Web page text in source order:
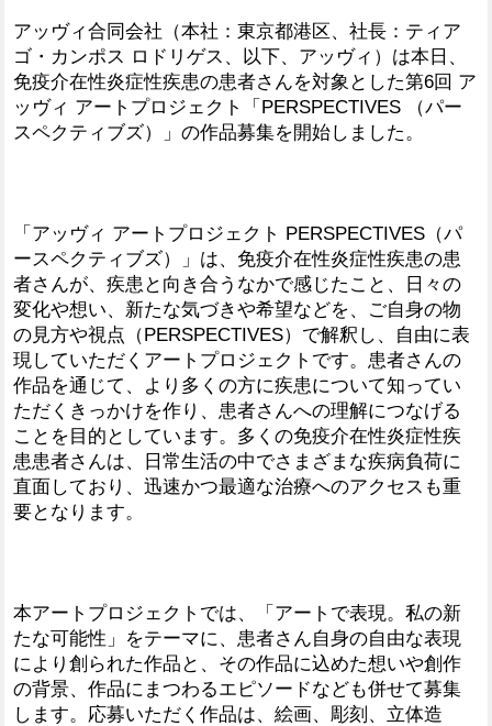
アッヴィ合同会社（本社：東京都港区、社長：ティア
ゴ・カンポス ロドリゲス、以下、アッヴィ）は本日、
免疫介在性炎症性疾患の患者さんを対象とした第6回 ア
ッヴィ アートプロジェクト「PERSPECTIVES （パー
スペクティブズ）」の作品募集を開始しました。
「アッヴィ アートプロジェクト PERSPECTIVES（パ
ースペクティブズ）」は、免疫介在性炎症性疾患の患
者さんが、疾患と向き合うなかで感じたこと、日々の
変化や想い、新たな気づきや希望などを、ご自身の物
の見方や視点（PERSPECTIVES）で解釈し、自由に表
現していただくアートプロジェクトです。患者さんの
作品を通じて、より多くの方に疾患について知ってい
ただくきっかけを作り、患者さんへの理解につなげる
ことを目的としています。多くの免疫介在性炎症性疾
患患者さんは、日常生活の中でさまざまな疾病負荷に
直面しており、迅速かつ最適な治療へのアクセスも重
要となります。
本アートプロジェクトでは、「アートで表現。私の新
たな可能性」をテーマに、患者さん自身の自由な表現
により創られた作品と、その作品に込めた想いや創作
の背景、作品にまつわるエピソードなども併せて募集
します。応募いただく作品は、絵画、彫刻、立体造